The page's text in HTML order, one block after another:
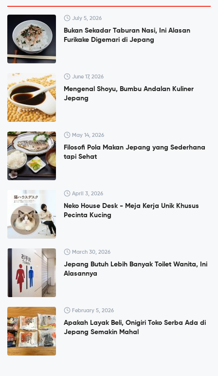
July 5, 2026
Bukan Sekadar Taburan Nasi, Ini Alasan
Furikake Digemari di Jepang
June 17, 2026
Mengenal Shoyu, Bumbu Andalan Kuliner
Jepang
May 14, 2026
Filosofi Pola Makan Jepang yang Sederhana
tapi Sehat
April 3, 2026
Neko House Desk - Meja Kerja Unik Khusus
Pecinta Kucing
March 30, 2026
Jepang Butuh Lebih Banyak Toilet Wanita, Ini
Alasannya
February 5, 2026
Apakah Layak Beli, Onigiri Toko Serba Ada di
Jepang Semakin Mahal